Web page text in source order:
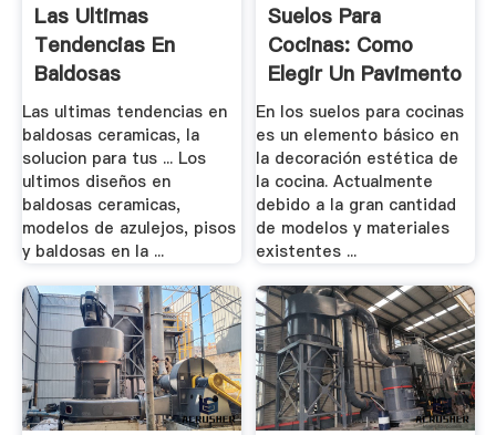
Las Ultimas
Tendencias En
Baldosas
Ceramicas, La .
Las ultimas tendencias en
baldosas ceramicas, la
solucion para tus ... Los
ultimos diseños en
baldosas ceramicas,
modelos de azulejos, pisos
y baldosas en la ...
Suelos Para
Cocinas: Como
Elegir Un Pavimento
.
En los suelos para cocinas
es un elemento básico en
la decoración estética de
la cocina. Actualmente
debido a la gran cantidad
de modelos y materiales
existentes ...